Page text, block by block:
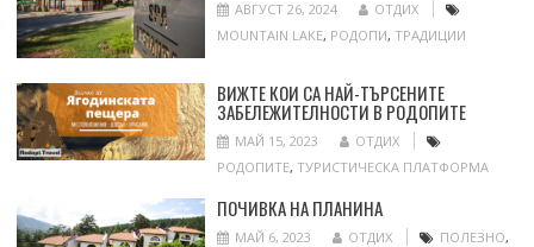
АВГУСТ 26, 2024
ОТДИХ
MOUNTAIN LAKE, РОДОПИ, ТРАДИЦИИ
ВИЖТЕ КОИ СА НАЙ-ТЪРСЕНИТЕ
ЗАБЕЛЕЖИТЕЛНОСТИ В РОДОПИТЕ
МАЙ 15, 2023
ОТДИХ
РОДОПИТЕ, ТУРИСТИЧЕСКА ПЛАТФОРМА
ПОЧИВКА НА ПЛАНИНА
МАЙ 6, 2023 ОТДИХ ПОЛЕЗНО,